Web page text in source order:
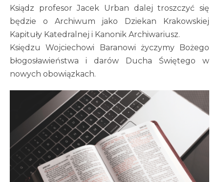
Ksiądz profesor Jacek Urban dalej troszczyć się
będzie o Archiwum jako Dziekan Krakowskiej
Kapituły Katedralnej i Kanonik Archiwariusz.
Księdzu Wojciechowi Baranowi życzymy Bożego
błogosławieństwa i darów Ducha Świętego w
nowych obowiązkach.